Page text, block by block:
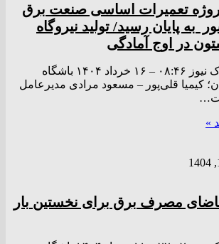
تعمیرات اساسی صنعت برق
به پایان رسید/ تولید نیروگاه
در اوج آمادگی
به گزارش کاوک نیوز ۰۸:۴۶ – ۱۶ خرداد ۱۴۰۴ باشگاه
کیمیا قلی‌پور – مسعود مرادی مدیرعامل
»
مصرف برق برای نخستین بار